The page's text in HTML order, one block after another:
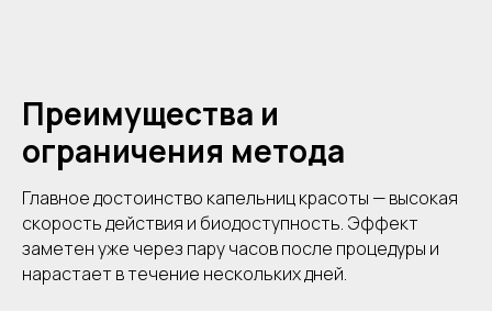
Преимущества и
ограничения метода
Главное достоинство капельниц красоты — высокая
скорость действия и биодоступность. Эффект
заметен уже через пару часов после процедуры и
нарастает в течение нескольких дней.